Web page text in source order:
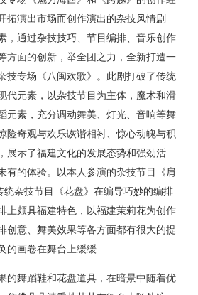
拓演出市场而创作演出的杂技风情剧
，通过杂技技巧、节目编排、音乐创作
方面的创新，举全团之力，全新打造一
技专场《八闽欢歌》。此剧打破了传统
代元素，以杂技节目为主体，魔术和滑
元素，充分调动舞美、灯光、音响等舞
险奇观与欢乐诙谐相衬、惊心动魄与积
展示了福建文化的发展态势和强劲活
有的体验。以本人参演的杂技节目《肩
杂技节目《花盘》在编导巧妙的编排
上颇具福建特色，以福建茉莉花为创作
创意、舞美效果等各方面都有很大的提
的画卷在舞台上缓缓
的舞蹈鞋和花盘道具，在暗景中随着优